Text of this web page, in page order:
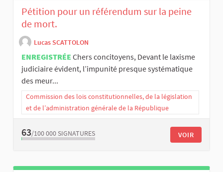
Pétition pour un référendum sur la peine
de mort.
Lucas SCATTOLON
ENREGISTRÉE Chers concitoyens, Devant le laxisme
judiciaire évident, l’impunité presque systématique
des meur...
Commission des lois constitutionnelles, de la législation
et de l’administration générale de la République
63/100 000 SIGNATURES VOIR